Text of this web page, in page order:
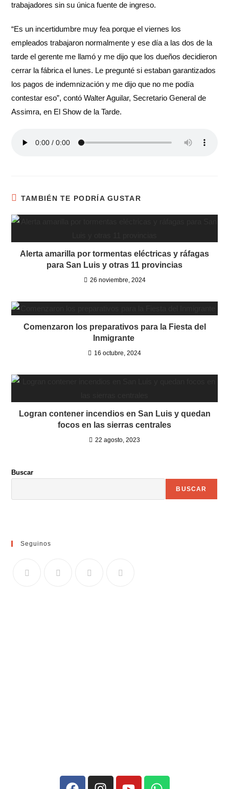
trabajadores sin su única fuente de ingreso.
“Es un incertidumbre muy fea porque el viernes los
empleados trabajaron normalmente y ese día a las dos de la
tarde el gerente me llamó y me dijo que los dueños decidieron
cerrar la fábrica el lunes. Le pregunté si estaban garantizados
los pagos de indemnización y me dijo que no me podía
contestar eso”, contó Walter Aguilar, Secretario General de
Assimra, en El Show de la Tarde.
TAMBIÉN TE PODRÍA GUSTAR
Alerta amarilla por tormentas eléctricas y ráfagas
para San Luis y otras 11 provincias
26 noviembre, 2024
Comenzaron los preparativos para la Fiesta del
Inmigrante
16 octubre, 2024
Logran contener incendios en San Luis y quedan
focos en las sierras centrales
22 agosto, 2023
Buscar
BUSCAR
Seguinos